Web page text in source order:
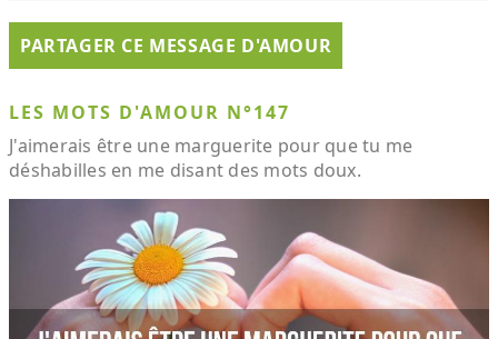
PARTAGER CE MESSAGE D'AMOUR
LES MOTS D'AMOUR N°147
J'aimerais être une marguerite pour que tu me
déshabilles en me disant des mots doux.